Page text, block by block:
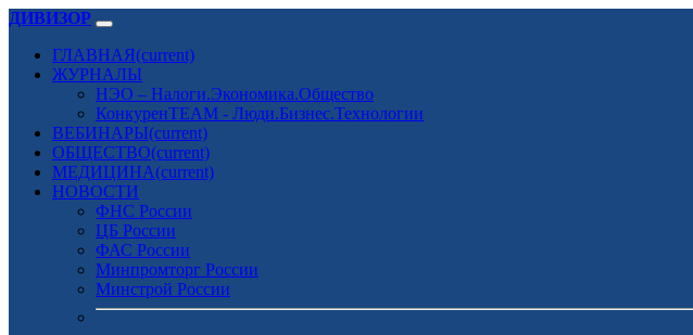
ДИВИЗОР
ГЛАВНАЯ(current)
ЖУРНАЛЫ
НЭО – Налоги.Экономика.Общество
КонкуренTEAM - Люди.Бизнес.Технологии
ВЕБИНАРЫ(current)
ОБЩЕСТВО(current)
МЕДИЦИНА(current)
НОВОСТИ
ФНС России
ЦБ России
ФАС России
Минпромторг России
Минстрой России